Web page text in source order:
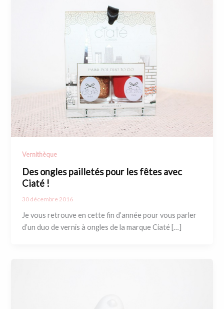
Vernithèque
Des ongles pailletés pour les fêtes avec
Ciaté !
30 décembre 2016
Je vous retrouve en cette fin d’année pour vous parler
d’un duo de vernis à ongles de la marque Ciaté […]